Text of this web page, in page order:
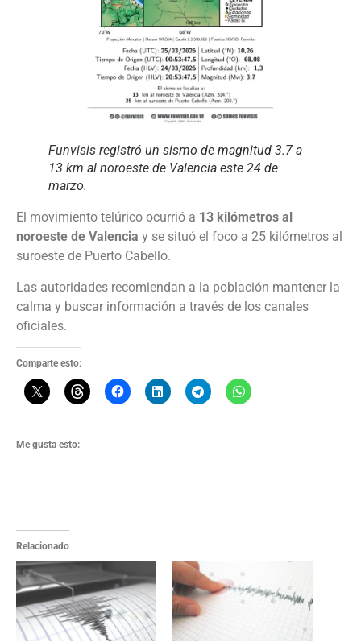
Funvisis registró un sismo de magnitud 3.7 a
13 km al noroeste de Valencia este 24 de
marzo.
El movimiento telúrico ocurrió a 13 kilómetros al
noroeste de Valencia y se situó el foco a 25 kilómetros al
suroeste de Puerto Cabello.
Las autoridades recomiendan a la población mantener la
calma y buscar información a través de los canales
oficiales.
Comparte esto:
Me gusta esto:
Relacionado